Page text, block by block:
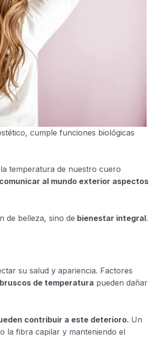
cumple funciones biológicas
temperatura de nuestro cuero
al mundo exterior aspectos
de belleza, sino de bienestar integral.
su salud y apariencia. Factores
de temperatura pueden dañar
contribuir a este deterioro. Un
la fibra capilar y manteniendo el